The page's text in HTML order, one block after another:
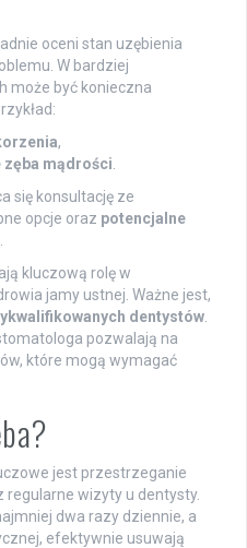
oceni stan uzębienia
W bardziej
może być konieczna
,
mądrości
się konsultację ze
opcje oraz potencjalne
kluczową rolę w
jamy ustnej. Ważne jest,
dentystów
pozwalają na
które mogą wymagać
jest przestrzeganie
regularne wizyty u dentysty.
dwa razy dziennie, a
efektywnie usuwają